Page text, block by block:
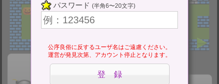
パスワード (半角6〜20文字)
公序良俗に反するユーザ名はご遠慮ください。
運営が発見次第、アカウント停止となります。